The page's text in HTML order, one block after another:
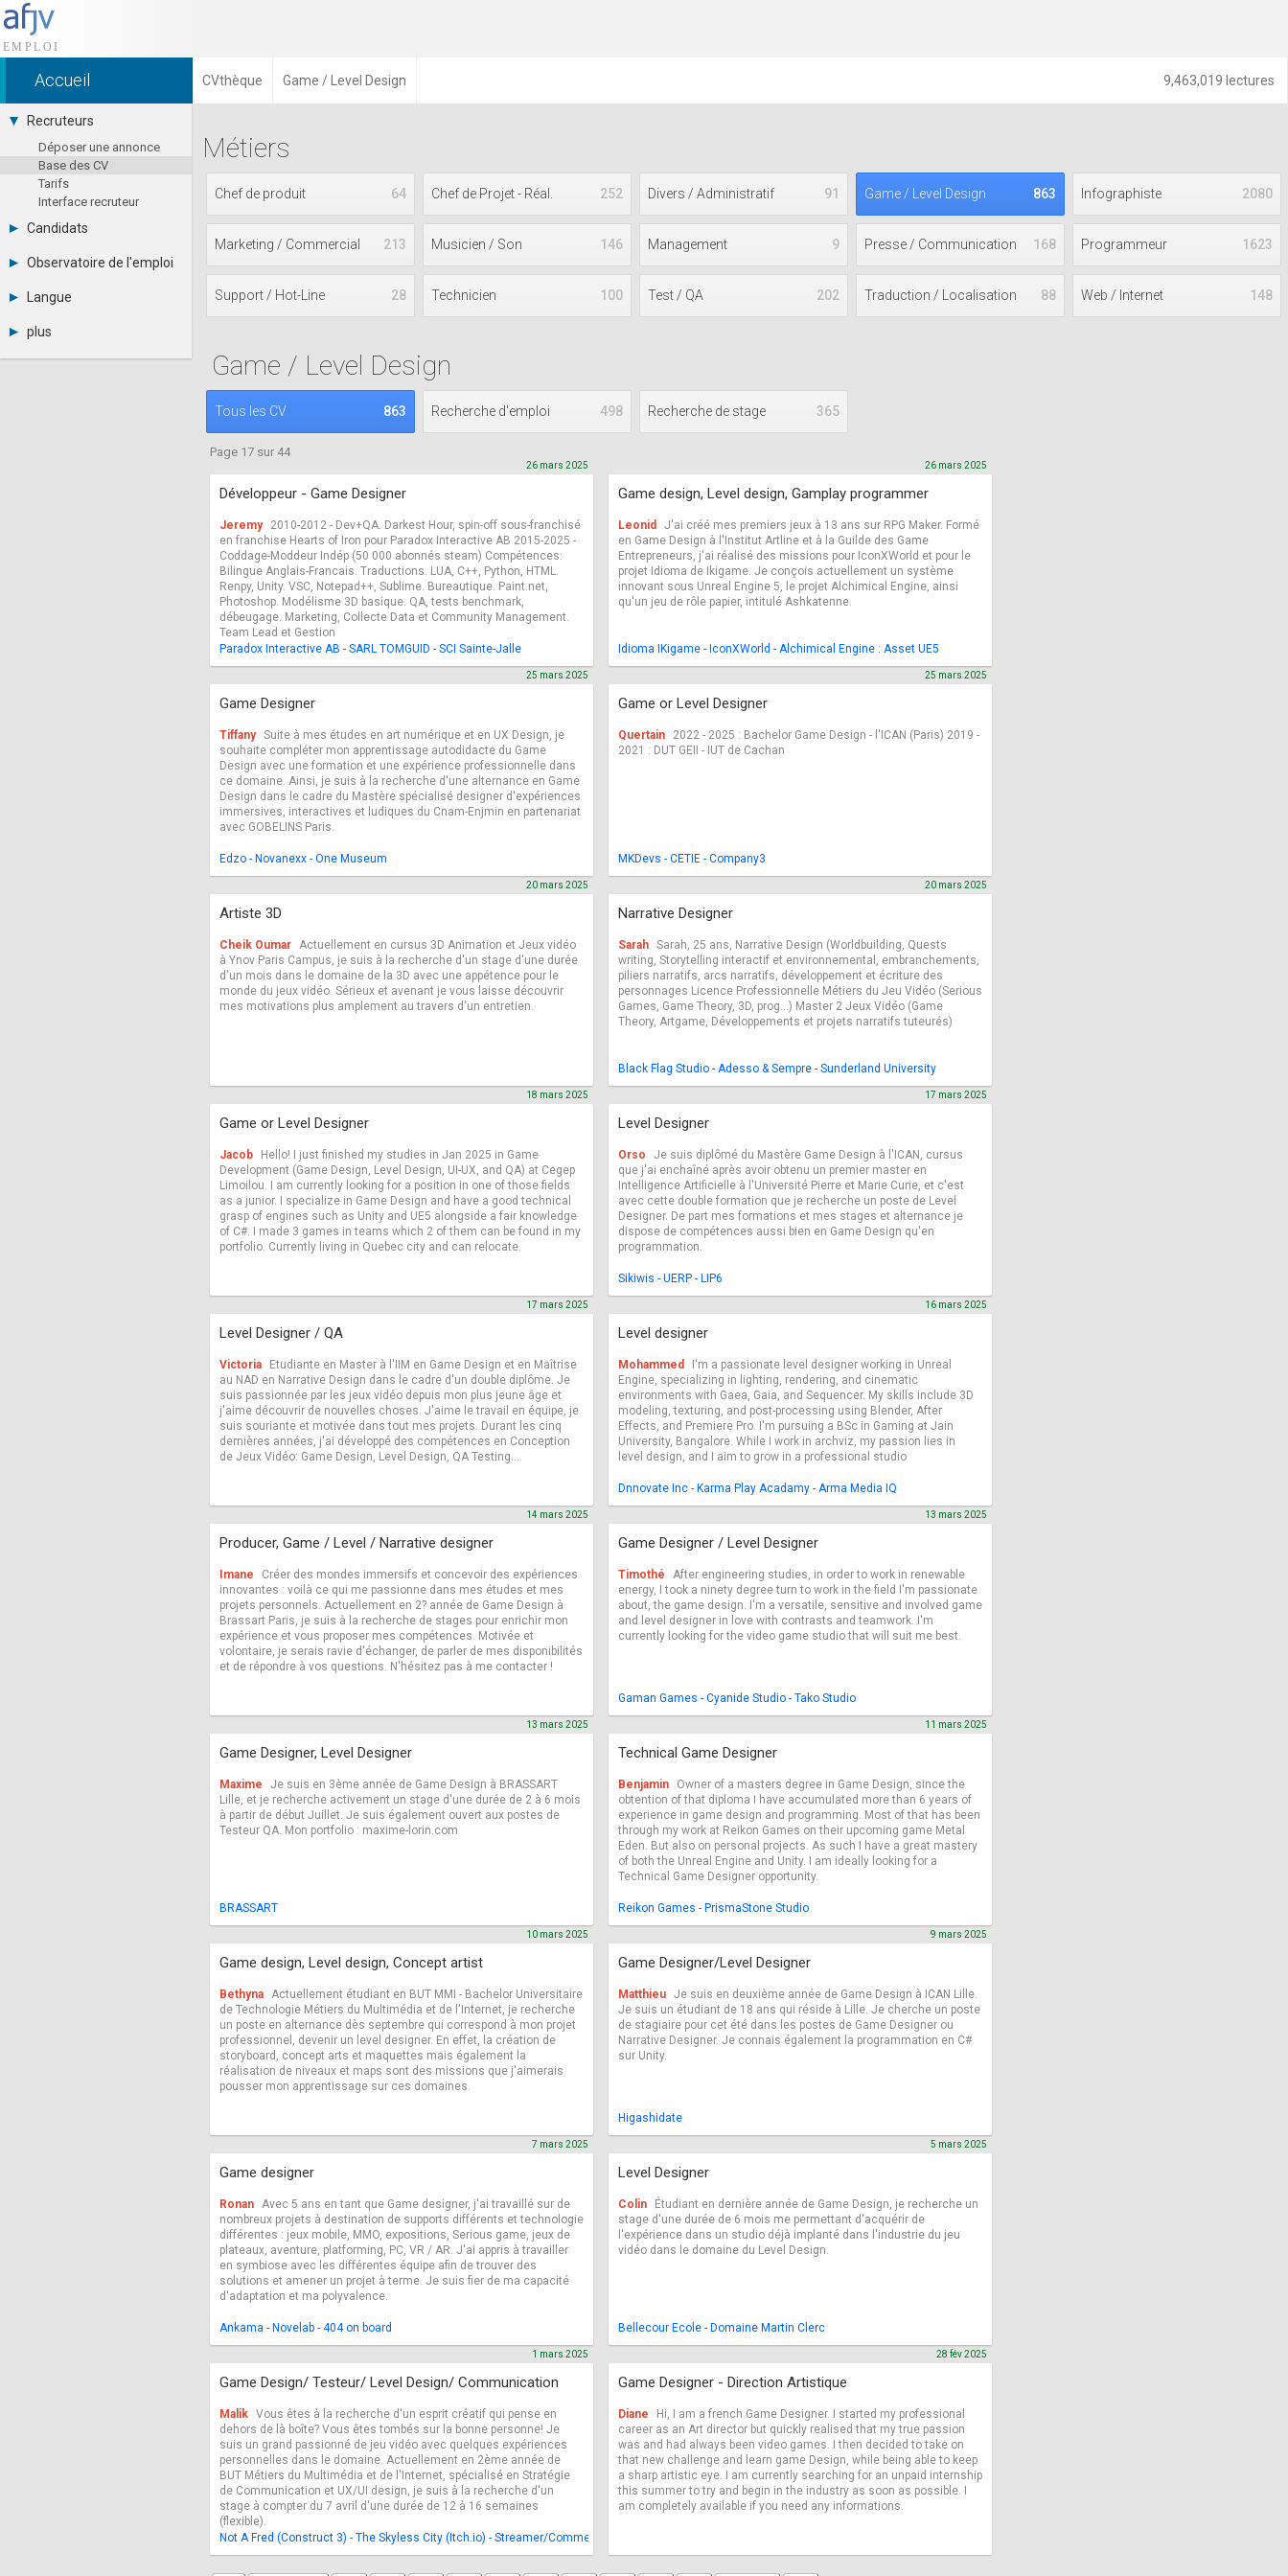
9,463,019 lectures
Accueil CVthèque Game / Level Design
Recruteurs
Déposer une annonce
Base des CV
Tarifs
Interface recruteur
Candidats
Consulter les annonces
Connexion
Observatoire de l'emploi
Par métier
Par contrat
Langue
Español
plus
Actualités
Métiers
64
Chef de produit 252
Chef de Projet - Réal. 91
Divers / Administratif 863
Game / Level Design 2080
Infographiste
213
Marketing / Commercial 146
Musicien / Son 9
Management 168
Presse / Communication 1623
Programmeur
28
Support / Hot-Line 100
Technicien 202
Test / QA 88
Traduction / Localisation 148
Web / Internet
Game / Level Design
863
Tous les CV 498
Recherche d'emploi 365
Recherche de stage
Page 17 sur 44
Développeur - Game Designer
26 mars 2025
Jeremy
2010-2012 - Dev+QA. Darkest Hour, spin-off sous-franchisé
en franchise Hearts of Iron pour Paradox Interactive AB 2015-2025 -
Coddage-Moddeur Indép (50 000 abonnés steam) Compétences:
Bilingue Anglais-Francais. Traductions. LUA, C++, Python, HTML.
Renpy, Unity. VSC, Notepad++, Sublime. Bureautique. Paint.net,
Photoshop. Modélisme 3D basique. QA, tests benchmark,
débeugage. Marketing, Collecte Data et Community Management.
Team Lead et Gestion
Paradox Interactive AB - SARL TOMGUID - SCI Sainte-Jalle
Game design, Level design, Gamplay programmer
26 mars 2025
Leonid
J'ai créé mes premiers jeux à 13 ans sur RPG Maker. Formé
en Game Design à l'Institut Artline et à la Guilde des Game
Entrepreneurs, j'ai réalisé des missions pour IconXWorld et pour le
projet Idioma de Ikigame. Je conçois actuellement un système
innovant sous Unreal Engine 5, le projet Alchimical Engine, ainsi
qu'un jeu de rôle papier, intitulé Ashkatenne.
Idioma IKigame - IconXWorld - Alchimical Engine : Asset UE5
Game Designer
25 mars 2025
Tiffany Suite à mes études en art numérique et en UX Design, je
souhaite compléter mon apprentissage autodidacte du Game
Design avec une formation et une expérience professionnelle dans
ce domaine. Ainsi, je suis à la recherche d'une alternance en Game
Design dans le cadre du Mastère spécialisé designer d'expériences
immersives, interactives et ludiques du Cnam-Enjmin en partenariat
avec GOBELINS Paris.
Edzo - Novanexx - One Museum
Game or Level Designer
25 mars 2025
Quertain
2022 - 2025 : Bachelor Game Design - l'ICAN (Paris) 2019 -
2021 : DUT GEII - IUT de Cachan
MKDevs - CETIE - Company3
Artiste 3D
20 mars 2025
Cheik Oumar Actuellement en cursus 3D Animation et Jeux vidéo
à Ynov Paris Campus, je suis à la recherche d'un stage d'une durée
d'un mois dans le domaine de la 3D avec une appétence pour le
monde du jeux vidéo. Sérieux et avenant je vous laisse découvrir
mes motivations plus amplement au travers d'un entretien.
Narrative Designer
20 mars 2025
Sarah Sarah, 25 ans, Narrative Design (Worldbuilding, Quests
writing, Storytelling interactif et environnemental, embranchements,
piliers narratifs, arcs narratifs, développement et écriture des
personnages Licence Professionnelle Métiers du Jeu Vidéo (Serious
Games, Game Theory, 3D, prog...) Master 2 Jeux Vidéo (Game
Theory, Artgame, Développements et projets narratifs tuteurés)
Black Flag Studio - Adesso & Sempre - Sunderland University
Game or Level Designer
18 mars 2025
Jacob
Hello! I just finished my studies in Jan 2025 in Game
Development (Game Design, Level Design, UI-UX, and QA) at Cegep
Limoilou. I am currently looking for a position in one of those fields
as a junior. I specialize in Game Design and have a good technical
grasp of engines such as Unity and UE5 alongside a fair knowledge
of C#. I made 3 games in teams which 2 of them can be found in my
portfolio. Currently living in Quebec city and can relocate.
Level Designer
17 mars 2025
Orso
Je suis diplômé du Mastère Game Design à l'ICAN, cursus
que j'ai enchaîné après avoir obtenu un premier master en
Intelligence Artificielle à l'Université Pierre et Marie Curie, et c'est
avec cette double formation que je recherche un poste de Level
Designer. De part mes formations et mes stages et alternance je
dispose de compétences aussi bien en Game Design qu'en
programmation.
Sikiwis - UERP - LIP6
Level Designer / QA
17 mars 2025
Victoria
Etudiante en Master à l'IIM en Game Design et en Maîtrise
au NAD en Narrative Design dans le cadre d'un double diplôme. Je
suis passionnée par les jeux vidéo depuis mon plus jeune âge et
j'aime découvrir de nouvelles choses. J'aime le travail en équipe, je
suis souriante et motivée dans tout mes projets. Durant les cinq
dernières années, j'ai développé des compétences en Conception
de Jeux Vidéo: Game Design, Level Design, QA Testing...
Level designer
16 mars 2025
Mohammed
I'm a passionate level designer working in Unreal
Engine, specializing in lighting, rendering, and cinematic
environments with Gaea, Gaia, and Sequencer. My skills include 3D
modeling, texturing, and post-processing using Blender, After
Effects, and Premiere Pro. I'm pursuing a BSc in Gaming at Jain
University, Bangalore. While I work in archviz, my passion lies in
level design, and I aim to grow in a professional studio
Dnnovate Inc - Karma Play Acadamy - Arma Media IQ
Producer, Game / Level / Narrative designer
14 mars 2025
Imane
Créer des mondes immersifs et concevoir des expériences
innovantes : voilà ce qui me passionne dans mes études et mes
projets personnels. Actuellement en 2? année de Game Design à
Brassart Paris, je suis à la recherche de stages pour enrichir mon
expérience et vous proposer mes compétences. Motivée et
volontaire, je serais ravie d'échanger, de parler de mes disponibilités
et de répondre à vos questions. N'hésitez pas à me contacter !
Game Designer / Level Designer
13 mars 2025
Timothé
After engineering studies, in order to work in renewable
energy, I took a ninety degree turn to work in the field I'm passionate
about, the game design. I'm a versatile, sensitive and involved game
and level designer in love with contrasts and teamwork. I'm
currently looking for the video game studio that will suit me best.
Gaman Games - Cyanide Studio - Tako Studio
Game Designer, Level Designer
13 mars 2025
Maxime
Je suis en 3ème année de Game Design à BRASSART
Lille, et je recherche activement un stage d'une durée de 2 à 6 mois
à partir de début Juillet. Je suis également ouvert aux postes de
Testeur QA. Mon portfolio : maxime-lorin.com
BRASSART
Technical Game Designer
11 mars 2025
Benjamin
Owner of a masters degree in Game Design, since the
obtention of that diploma I have accumulated more than 6 years of
experience in game design and programming. Most of that has been
through my work at Reikon Games on their upcoming game Metal
Eden. But also on personal projects. As such I have a great mastery
of both the Unreal Engine and Unity. I am ideally looking for a
Technical Game Designer opportunity.
Reikon Games - PrismaStone Studio
Game design, Level design, Concept artist
10 mars 2025
Bethyna Actuellement étudiant en BUT MMI - Bachelor Universitaire
de Technologie Métiers du Multimédia et de l'Internet, je recherche
un poste en alternance dès septembre qui correspond à mon projet
professionnel, devenir un level designer. En effet, la création de
storyboard, concept arts et maquettes mais également la
réalisation de niveaux et maps sont des missions que j'aimerais
pousser mon apprentissage sur ces domaines.
Game Designer/Level Designer
9 mars 2025
Matthieu Je suis en deuxième année de Game Design à ICAN Lille.
Je suis un étudiant de 18 ans qui réside à Lille. Je cherche un poste
de stagiaire pour cet été dans les postes de Game Designer ou
Narrative Designer. Je connais également la programmation en C#
sur Unity.
Higashidate
Game designer
7 mars 2025
Ronan Avec 5 ans en tant que Game designer, j'ai travaillé sur de
nombreux projets à destination de supports différents et technologie
différentes : jeux mobile, MMO, expositions, Serious game, jeux de
plateaux, aventure, platforming, PC, VR / AR. J'ai appris à travailler
en symbiose avec les différentes équipe afin de trouver des
solutions et amener un projet à terme. Je suis fier de ma capacité
d'adaptation et ma polyvalence.
Ankama - Novelab - 404 on board
Level Designer
5 mars 2025
Colin
Étudiant en dernière année de Game Design, je recherche un
stage d'une durée de 6 mois me permettant d'acquérir de
l'expérience dans un studio déjà implanté dans l'industrie du jeu
vidéo dans le domaine du Level Design.
Bellecour Ecole - Domaine Martin Clerc
Game Design/ Testeur/ Level Design/ Communication
1 mars 2025
Malik Vous êtes à la recherche d'un esprit créatif qui pense en
dehors de là boîte? Vous êtes tombés sur la bonne personne! Je
suis un grand passionné de jeu vidéo avec quelques expériences
personnelles dans le domaine. Actuellement en 2ème année de
BUT Métiers du Multimédia et de l'Internet, spécialisé en Stratégie
de Communication et UX/UI design, je suis à la recherche d'un
stage à compter du 7 avril d'une durée de 12 à 16 semaines
(flexible).
Not A Fred (Construct 3) - The Skyless City (Itch.io) - Streamer/Commentateur Esport
Game Designer - Direction Artistique
28 fév 2025
Diane
Hi, I am a french Game Designer. I started my professional
career as an Art director but quickly realised that my true passion
was and had always been video games. I then decided to take on
that new challenge and learn game Design, while being able to keep
a sharp artistic eye. I am currently searching for an unpaid internship
this summer to try and begin in the industry as soon as possible. I
am completely available if you need any informations.